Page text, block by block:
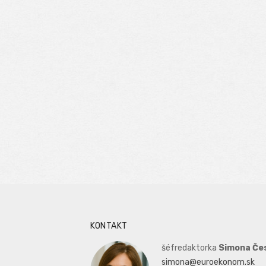
KONTAKT
šéfredaktorka Simona
simona@euroekonom.sk